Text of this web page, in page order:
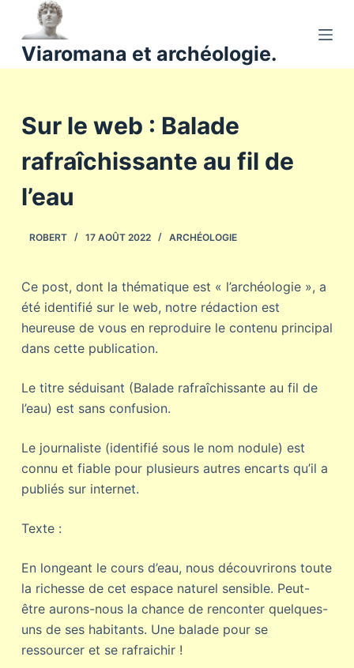
a
u
o
n
u
Viaromana et archéologie.
Sur le web : Balade
rafraîchissante au fil de
l’eau
ROBERT 17 AOÛT 2022 ARCHÉOLOGIE
Ce post, dont la thématique est « l’archéologie », a
été identifié sur le web, notre rédaction est
heureuse de vous en reproduire le contenu principal
dans cette publication.
Le titre séduisant (Balade rafraîchissante au fil de
l’eau) est sans confusion.
Le journaliste (identifié sous le nom nodule) est
connu et fiable pour plusieurs autres encarts qu’il a
publiés sur internet.
Texte :
En longeant le cours d’eau, nous découvrirons toute
la richesse de cet espace naturel sensible. Peut-
être aurons-nous la chance de renconter quelques-
uns de ses habitants. Une balade pour se
ressourcer et se rafraichir !